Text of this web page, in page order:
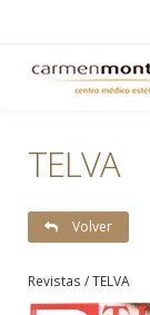
TELVA
Volver
Revistas / TELVA